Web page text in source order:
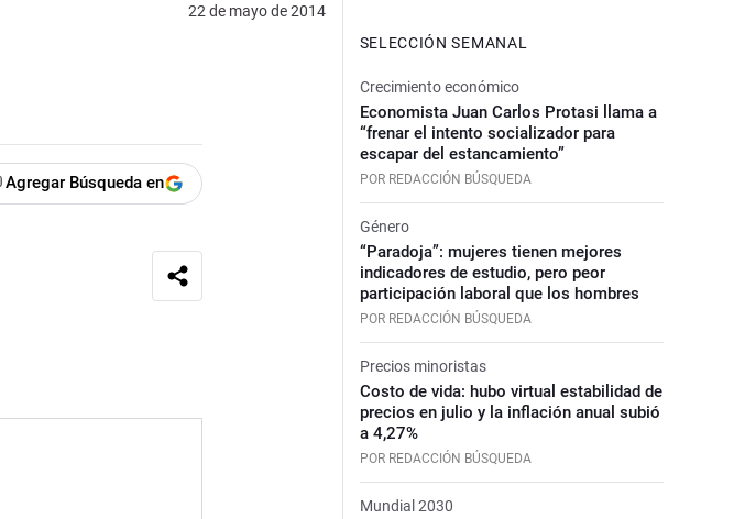
22 de mayo de 2014
Agregar Búsqueda en
SELECCIÓN SEMANAL
Crecimiento económico
Economista Juan Carlos Protasi llama a
“frenar el intento socializador para
escapar del estancamiento”
POR REDACCIÓN BÚSQUEDA
Género
“Paradoja”: mujeres tienen mejores
indicadores de estudio, pero peor
participación laboral que los hombres
POR REDACCIÓN BÚSQUEDA
Precios minoristas
Costo de vida: hubo virtual estabilidad de
precios en julio y la inflación anual subió
a 4,27%
POR REDACCIÓN BÚSQUEDA
Mundial 2030